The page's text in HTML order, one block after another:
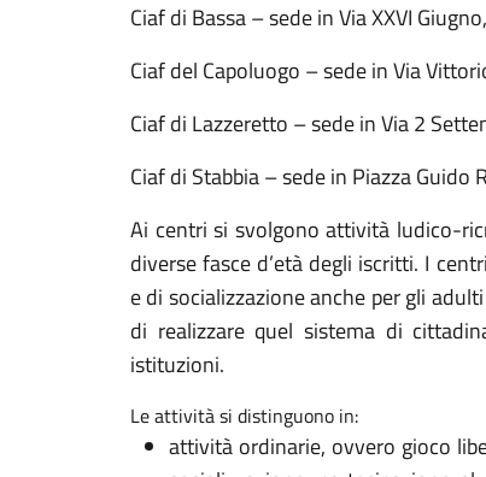
Ciaf di Bassa – sede in Via XXVI
Ciaf del Capoluogo – sede in Via
Ciaf di Lazzeretto – sede in Via 2
Ciaf di Stabbia – sede in Piazza Guido
Ai centri si svolgono attività ludico-
diverse fasce d’età degli iscritti. I
e di socializzazione anche per gli
di realizzare quel sistema di
istituzioni.
Le attività si distinguono in:
attività ordinarie, ovvero gioco